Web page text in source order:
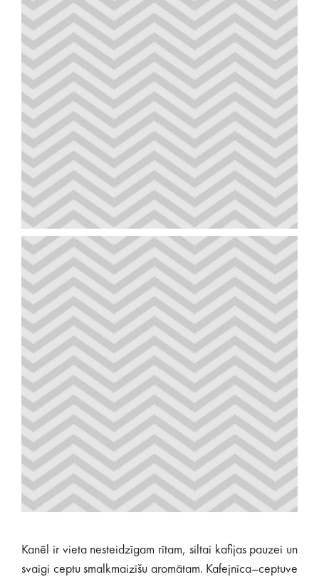
Kanēl ir vieta nesteidzīgam rītam, siltai kafijas pauzei un
svaigi ceptu smalkmaizīšu aromātam. Kafejnīca–ceptuve